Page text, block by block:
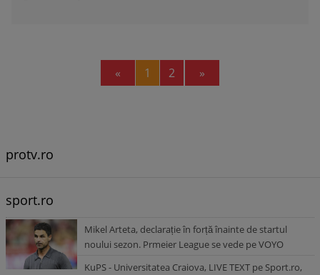
« Previous
1 2 »
protv.ro
sport.ro
Mikel Arteta, declarație în forță înainte de startul
noului sezon. Prmeier League se vede pe VOYO
KuPS - Universitatea Craiova, LIVE TEXT pe Sport.ro,